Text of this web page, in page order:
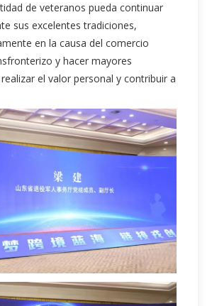
de veteranos pueda continuar
sus excelentes tradiciones,
en la causa del comercio
y hacer mayores
el valor personal y contribuir a